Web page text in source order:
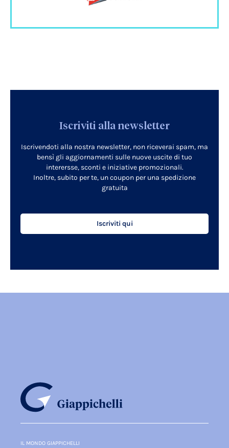
Iscriviti alla newsletter
Iscrivendoti alla nostra newsletter, non riceverai spam, ma
bensì gli aggiornamenti sulle nuove uscite di tuo
interersse, sconti e iniziative promozionali.
Inoltre, subito per te, un coupon per una spedizione
gratuita
Iscriviti qui
IL MONDO GIAPPICHELLI